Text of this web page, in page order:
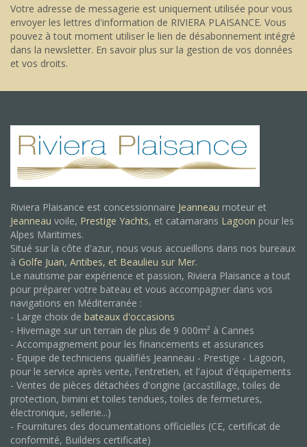
Votre adresse de messagerie est uniquement utilisée pour vous
envoyer les lettres d'information de RIVIERA PLAISANCE. Vous
pouvez à tout moment utiliser le lien de désabonnement intégré
dans la newsletter. En savoir plus sur la gestion de vos données
et vos droits.
Riviera Plaisance est concessionnaire Jeanneau moteur et
Jeanneau voile, Prestige Yachts, et catamarans Lagoon pour les
Alpes Maritimes.
Situé sur la côte d'azur, nous vous accueillons dans nos bureaux
à Golfe Juan, Antibes, et Beaulieu sur Mer.
Le nautisme par expérience et passion, Riviera Plaisance a tout
pour préparer votre bateau et vous accompagner dans vos
navigations en Méditerranée :
- Large choix de bateaux d'occasions
- Hivernage sur un terrain de plus de 9 000m² à Cannes
- Accompagnement pour les financements et assurances
- Equipe de techniciens qualifiés Jeanneau - Prestige - Lagoon,
pour le service après vente, l'entretien, et l'ajout d'équipements
- Ventes de pièces détachées d'origine (accastillage, toiles de
protection, bimini et toiles tendues, toiles de fermetures,
électronique, sellerie...)
- Fournitures des documentations officielles (CE, certificat de
conformité, Builders certificate)